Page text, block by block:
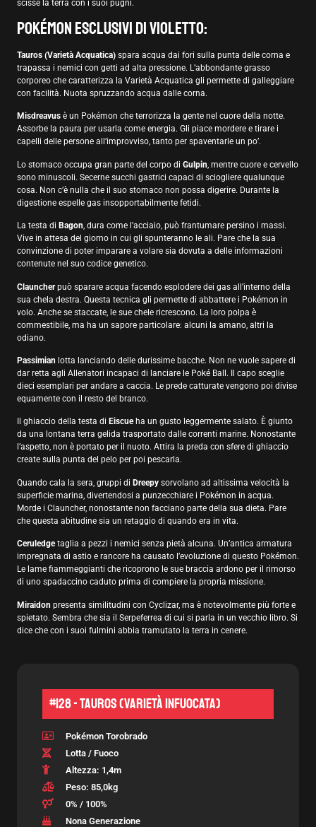
scisse la terra con i suoi pugni.
Pokémon esclusivi di Violetto:
Tauros (Varietà Acquatica) spara acqua dai fori sulla punta delle corna e
trapassa i nemici con getti ad alta pressione. L’abbondante grasso
corporeo che caratterizza la Varietà Acquatica gli permette di galleggiare
con facilità. Nuota spruzzando acqua dalle corna.
Misdreavus è un Pokémon che terrorizza la gente nel cuore della notte.
Assorbe la paura per usarla come energia. Gli piace mordere e tirare i
capelli delle persone all’improvviso, tanto per spaventarle un po’.
Lo stomaco occupa gran parte del corpo di Gulpin, mentre cuore e cervello
sono minuscoli. Secerne succhi gastrici capaci di sciogliere qualunque
cosa. Non c’è nulla che il suo stomaco non possa digerire. Durante la
digestione espelle gas insopportabilmente fetidi.
La testa di Bagon, dura come l’acciaio, può frantumare persino i massi.
Vive in attesa del giorno in cui gli spunteranno le ali. Pare che la sua
convinzione di poter imparare a volare sia dovuta a delle informazioni
contenute nel suo codice genetico.
Clauncherpuò sparare acqua facendo esplodere dei gas all’interno della
sua chela destra. Questa tecnica gli permette di abbattere i Pokémon in
volo. Anche se staccate, le sue chele ricrescono. La loro polpa è
commestibile, ma ha un sapore particolare: alcuni la amano, altri la
odiano.
Passimian lotta lanciando delle durissime bacche. Non ne vuole sapere di
dar retta agli Allenatori incapaci di lanciare le Poké Ball. Il capo sceglie
dieci esemplari per andare a caccia. Le prede catturate vengono poi divise
equamente con il resto del branco.
Il ghiaccio della testa di Eiscueha un gusto leggermente salato. È giunto
da una lontana terra gelida trasportato dalle correnti marine. Nonostante
l’aspetto, non è portato per il nuoto. Attira la preda con sfere di ghiaccio
create sulla punta del pelo per poi pescarla.
Quando cala la sera, gruppi di Dreepy sorvolano ad altissima velocità la
superficie marina, divertendosi a punzecchiare i Pokémon in acqua.
Morde i Clauncher, nonostante non facciano parte della sua dieta. Pare
che questa abitudine sia un retaggio di quando era in vita.
Ceruledgetaglia a pezzi i nemici senza pietà alcuna. Un’antica armatura
impregnata di astio e rancore ha causato l’evoluzione di questo Pokémon.
Le lame fiammeggianti che ricoprono le sue braccia ardono per il rimorso
di uno spadaccino caduto prima di compiere la propria missione.
Miraidon presenta similitudini con Cyclizar, ma è notevolmente più forte e
spietato. Sembra che sia il Serpeferrea di cui si parla in un vecchio libro. Si
dice che con i suoi fulmini abbia tramutato la terra in cenere.
#128 - Tauros (Varietà Infuocata)
Pokémon Torobrado
Lotta / Fuoco
Altezza: 1,4m
Peso: 85,0kg
0% / 100%
Nona Generazione